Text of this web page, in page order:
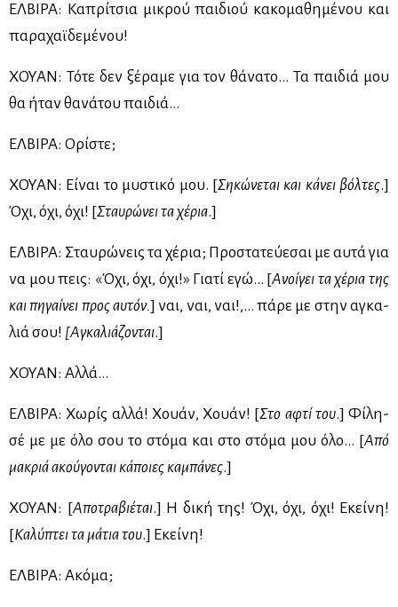
ΕΛ­ΒΙ­ΡΑ: Κα­πρί­τσια μι­κρού παι­διού κα­κο­μα­θη­μέ­νου και
πα­ρα­χαϊ­δε­μέ­νου!
ΧΟΥΑΝ: Τό­τε δεν ξέ­ρα­με για τον θά­να­το… Τα παι­διά μου
θα ήταν θα­νά­του παι­διά…
ΕΛ­ΒΙ­ΡΑ: Ορί­στε;
ΧΟΥΑΝ: Εί­ναι το μυ­στι­κό μου. [Ση­κώ­νε­ται και κά­νει βόλ­τες.]
Όχι, όχι, όχι! [Σταυ­ρώ­νει τα χέ­ρια.]
ΕΛ­ΒΙ­ΡΑ: Σταυ­ρώ­νεις τα χέ­ρια; Προ­στα­τεύ­ε­σαι με αυ­τά για
να μου πεις: «Όχι, όχι, όχι!» Για­τί εγώ… [Ανοί­γει τα χέ­ρια της
και πη­γαί­νει προς αυ­τόν.] ναι, ναι, ναι!,… πά­ρε με στην αγκα­
λιά σου! [Αγκα­λιά­ζο­νται.]
ΧΟΥΑΝ: Αλ­λά…
ΕΛ­ΒΙ­ΡΑ: Χω­ρίς αλ­λά! Χουάν, Χουάν! [Στο αφτί του.] Φί­λη­
σέ με με όλο σου το στό­μα και στο στό­μα μου όλο… [Από
μα­κριά ακού­γο­νται κά­ποιες κα­μπά­νες.]
ΧΟΥΑΝ: [Απο­τρα­βιέ­ται.] Η δι­κή της! Όχι, όχι, όχι! Εκεί­νη!
[Κα­λύ­πτει τα μά­τια του.] Εκεί­νη!
ΕΛ­ΒΙ­ΡΑ: Ακό­μα;